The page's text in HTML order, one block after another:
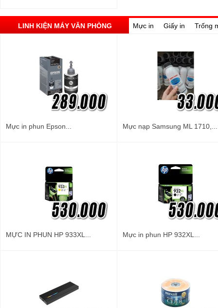
LINH KIỆN MÁY VĂN PHÒNG Mực in Giấy in Trống
Mực in phun Epson... Mực nạp Samsung ML 1710,...
MỰC IN PHUN HP 933XL... Mực in phun HP 932XL...